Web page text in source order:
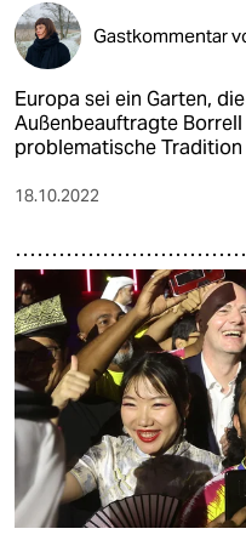
Gastkommentar
Europa sei ein Garten,
Außenbeauftragte
problematische
18.10.2022